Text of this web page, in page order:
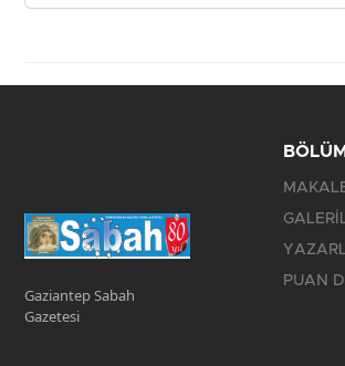
Gaziantep Sabah
Gazetesi
PUAN